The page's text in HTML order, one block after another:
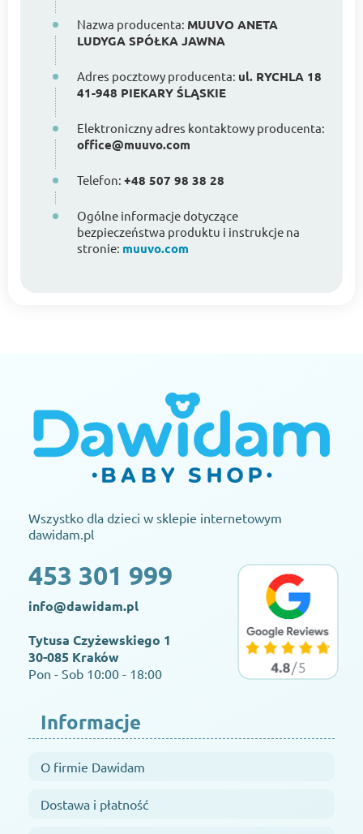
Nazwa producenta: MUUVO ANETA
LUDYGA SPÓŁKA JAWNA
Adres pocztowy producenta: ul. RYCHLA 18
41-948 PIEKARY ŚLĄSKIE
Elektroniczny adres kontaktowy producenta:
office@muuvo.com
Telefon: +48 507 98 38 28
Ogólne informacje dotyczące
bezpieczeństwa produktu i instrukcje na
stronie: muuvo.com
Wszystko dla dzieci w sklepie internetowym
dawidam.pl
453 301 999
info@dawidam.pl
Tytusa Czyżewskiego 1
30-085 Kraków
Pon - Sob 10:00 - 18:00
Informacje
O firmie Dawidam
Dostawa i płatność